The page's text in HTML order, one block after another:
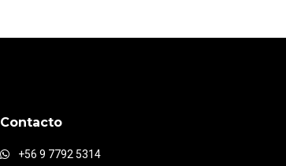
Contacto
+56 9 7792 5314